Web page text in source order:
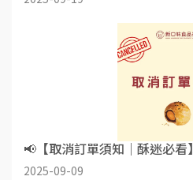
📢【取消訂單須知｜酥迷必看】
2025-09-09